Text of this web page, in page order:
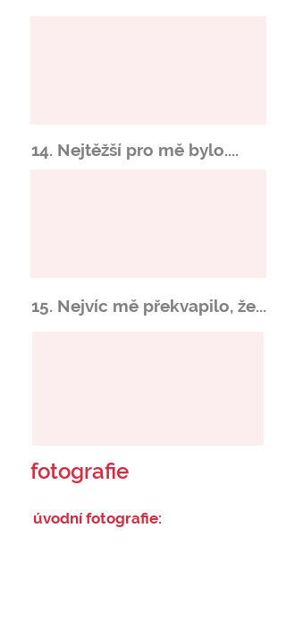
14. Nejtěžší pro mě bylo....
15. Nejvíc mě překvapilo, že...
fotografie
úvodní fotografie: